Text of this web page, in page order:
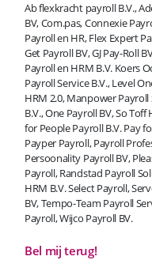
Ab flexkracht payroll B.V.,
BV, Com.pas, Connexie
Payroll en HR, Flex Expert
Get Payroll BV, GJ Pay-Roll
Payroll en HRM B.V. Koers
Payroll Service B.V., Level
HRM 2.0, Manpower
B.V., One Payroll BV, So
for People Payroll B.V. Pay
Payper Payroll, Payroll
Persoonality Payroll BV,
Payroll, Randstad Payroll
HRM B.V. Select Payroll,
BV, Tempo-Team Payroll
Payroll, Wijco Payroll BV.
Bel mij terug!